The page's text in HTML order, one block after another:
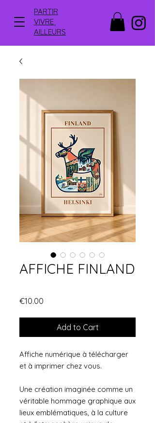
PARTIR
VIVRE
AILLEURS
AFFICHE FINLAND
€10.00
Add to Cart
Affiche numérique à télécharger
et à imprimer chez vous.
Une création imaginée comme un
véritable hommage graphique aux
lieux emblématiques, à la culture